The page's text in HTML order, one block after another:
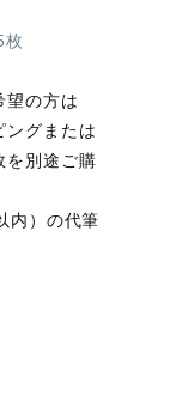
枚
望の方は
ングまたは
を別途ご購
内）の代筆